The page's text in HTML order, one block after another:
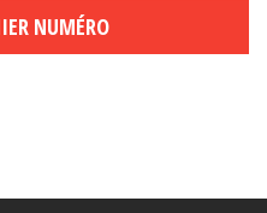
NUMÉRO